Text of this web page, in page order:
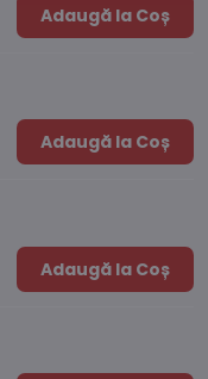
Adaugă la Coș
Adaugă la Coș
Adaugă la Coș